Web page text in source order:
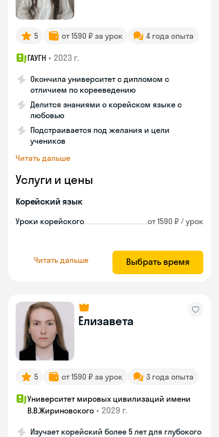
5 от 1590 ₽ за урок 4 года опыта
ГАУГН • 2023 г.
Окончила университет с дипломом с
отличием по корееведению
Делится знаниями о корейском языке с
любовью
Подстраивается под желания и цели
учеников
Читать дальше
Услуги и цены
Корейский язык
Уроки корейского от 1590 ₽ / урок
Читать дальше Выбрать время
Елизавета
5 от 1590 ₽ за урок 3 года опыта
Университет мировых цивилизаций имени
В.В.Жириновского • 2029 г.
Изучает корейский более 5 лет для глубокого